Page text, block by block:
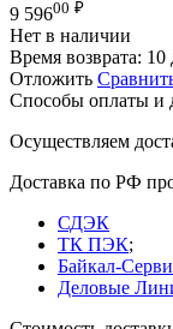
9 59600 ₽
Нет в наличии
Время возврата: 10
Отложить
Способы оплаты и
Осуществляем
Доставка по РФ
СДЭК
ТК ПЭК;
Байкал-
Деловые